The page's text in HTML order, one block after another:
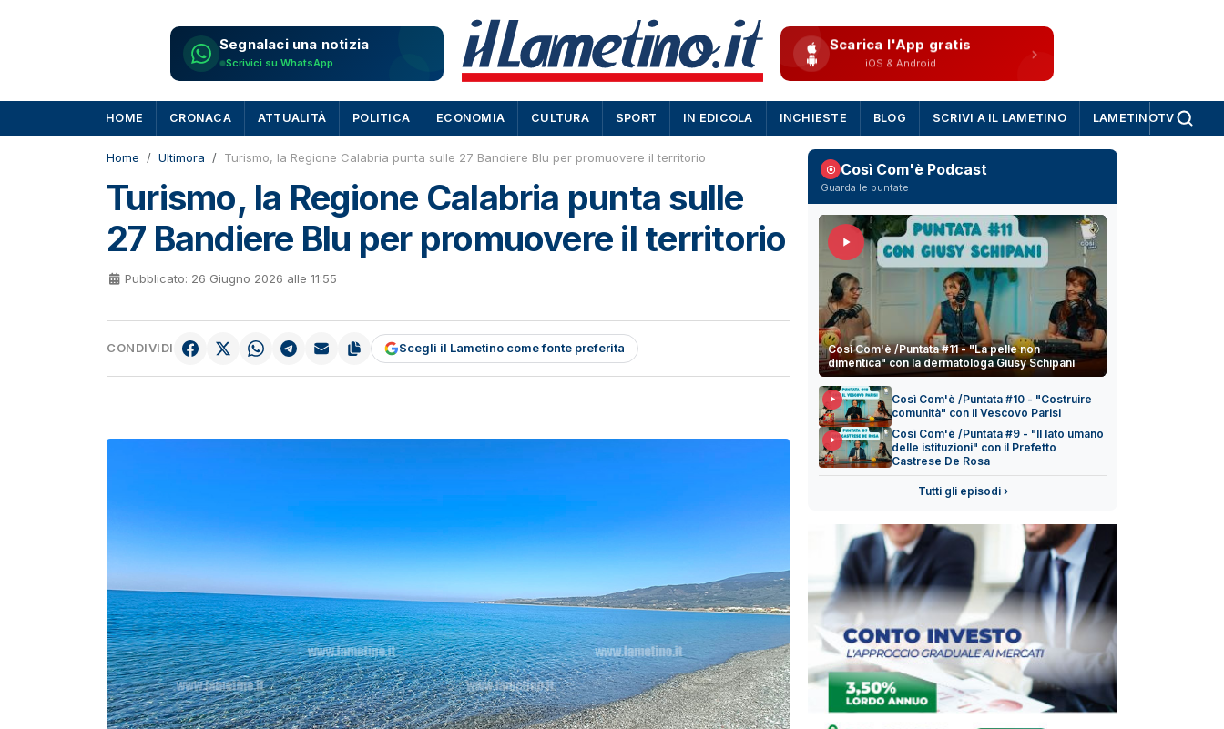
Segnalaci una notizia
Scrivici su WhatsApp
Scarica l'App gratis
iOS & Android
HOME CRONACA ATTUALITÀ POLITICA ECONOMIA CULTURA SPORT IN EDICOLA INCHIESTE BLOG SCRIVI A IL LAMETINO LAMETINOTV
Home Ultimora Turismo, la Regione Calabria punta sulle 27 Bandiere Blu per promuovere il territorio
Turismo, la Regione Calabria punta sulle
27 Bandiere Blu per promuovere il territorio
Pubblicato: 26 Giugno 2026 alle 11:55
CONDIVIDI Scegli il Lametino come fonte preferita
Così Com'è Podcast
Guarda le puntate
Così Com'è /Puntata #11 - "La pelle non
dimentica" con la dermatologa Giusy Schipani
Così Com'è /Puntata #10 - "Costruire
comunità" con il Vescovo Parisi
Così Com'è /Puntata #9 - "Il lato umano
delle istituzioni" con il Prefetto
Castrese De Rosa
Tutti gli episodi ›